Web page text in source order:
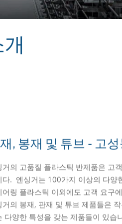
, 봉재 및 튜브 - 고
거의 고품질 플라스틱 반제품은 고
다. 엔싱거는 100가지 이상의 다양
어링 플라스틱 이외에도 고객 요구
거의 봉재, 판재 및 튜브 제품들은
다양한 특성을 갖는 제품들이 있습
운드
거 컴파운드 사업부는 슬라이딩 마
기적 특성을 띤 소재 및 의료용 컴
성 플라스틱, 경량화 플라스틱 및 금
있습니다.
플라스틱(PI-폴리
거의 TECASINT는 비융용 고온 폴
하에서도 높은 강도, 치수 안정성
마모율, 높은 pV율 및 윤활되지 않
요구되는 분야에 최적의 솔루션으
수 있습니다. 그리고 TECASINT는
용 프로파일
거는 특정 산업용도의 형상에 맞는
하고 있습니다. 이 프로파일 및 튜
연속적으로 생산됩니다. 또한 엔싱
멘트를 고내열 수지(PEEK, PPSU,
소재
거는 열가소성 복합재료 제품을 생
을 설계하고 가공하는 엔싱거의 전
하게 생산라인에 적용될 수 있도록
정보
성형
Ergen­zingen 에 위치한 엔
및 조립라인을 가지고 있습니다.
요가 증가하고 있으며, 소재면에서
의 사출 수요가 증가하고 있습니다.
가공 완제품
가공은 특히 소량 생산 시 플라스
으로 알려져 있습니다. 엔싱거는 엔
서 수십년 간의 경험을 쌓아왔으며
에 위치한 당사의 우수한 전문
합니다.
바(insulbar)
®프로파일을 창문, 문 및 전면
감할 수 있어 이와 관련된 등급에
은 고객의 까다로운 품질요구를 만
적으로 사용되어 왔습니다.